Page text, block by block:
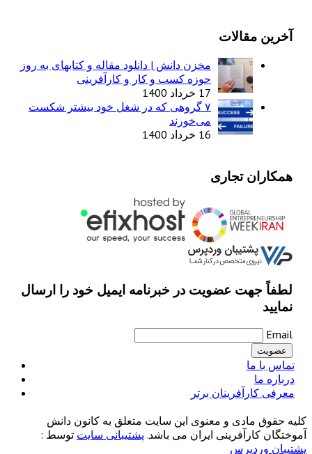
آخرین مقالات
مخزن دانش | دانلود مقاله و کتابهای به روز
حوزه کسب و کار و کارآفرینی
17 خرداد 1400
۷ گروهی که در شغل خود بیشتر شکست
می‌خورند
16 خرداد 1400
همکاران تجاری
لطفاً جهت عضویت در خبرنامه ایمیل خود را ارسال
نمایید
Email
تماس با ما
درباره ما
معرفی کارآفرینان برتر
کلیه حقوق مادی و معنوی این سایت متعلق به کانون دانش
آموختگان کارآفرینی ایران می باشد. پشتیبانی سایت توسط :
پشتیبان وردپرس